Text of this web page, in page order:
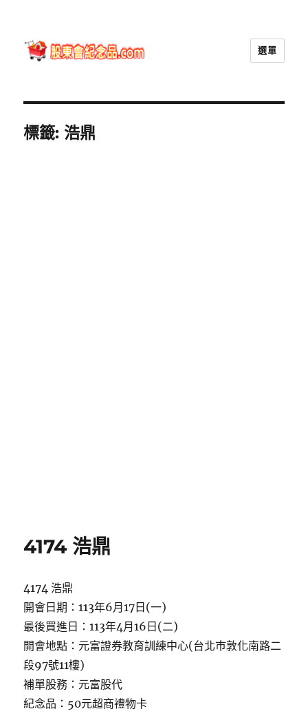
選單
標籤: 浩鼎
4174 浩鼎
4174 浩鼎
開會日期：113年6月17日(一)
最後買進日：113年4月16日(二)
開會地點：元富證券教育訓練中心(台北巿敦化南路二
段97號11樓)
補單股務：元富股代
紀念品：50元超商禮物卡